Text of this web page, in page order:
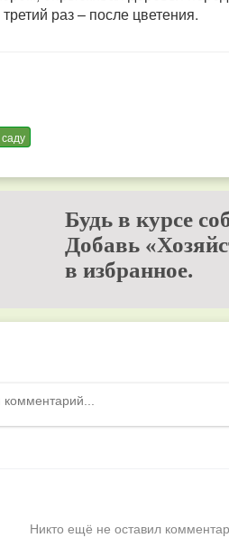
раз – после цветения.
Будь в курсе
Добавь
в избранное.
Никто ещё не оставил